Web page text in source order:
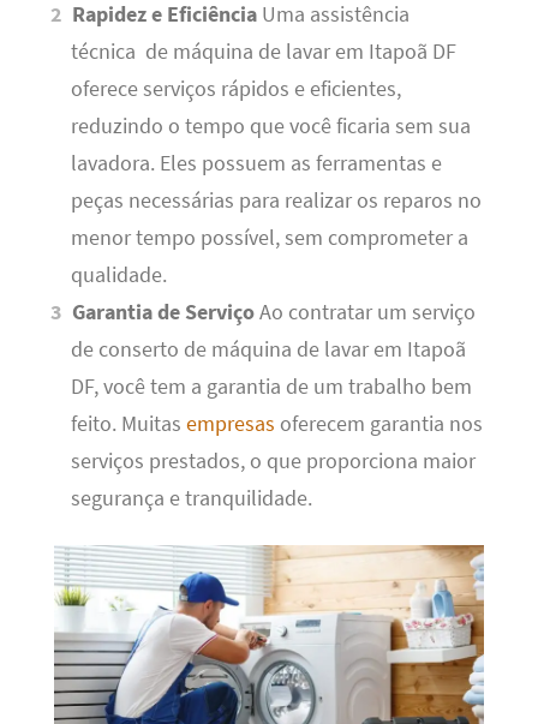
Rapidez e Eficiência Uma assistência
técnica de máquina de lavar em Itapoã DF
oferece serviços rápidos e eficientes,
reduzindo o tempo que você ficaria sem sua
lavadora. Eles possuem as ferramentas e
peças necessárias para realizar os reparos no
menor tempo possível, sem comprometer a
qualidade.
Garantia de ServiçoAo contratar um serviço
de conserto de máquina de lavar em Itapoã
DF, você tem a garantia de um trabalho bem
feito. Muitas empresas oferecem garantia nos
serviços prestados, o que proporciona maior
segurança e tranquilidade.